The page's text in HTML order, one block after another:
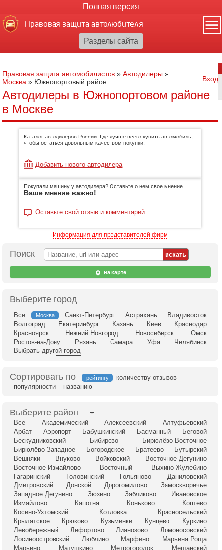
Полная версия
Правовая защита автолюбителя
Правовая защита автомобилистов » Автодилеры »
Москва » Южнопортовый район Вход
Автодилеры в Южнопортовом районе
в Москве
Каталог автодилеров России. Где лучше всего купить автомобиль,
чтобы остаться довольным качеством покупки.
Добавить нового автодилера
Покупали машину у автодилера? Оставьте о нем свое мнение.
Ваше мнение важно!
Оставьте свой отзыв и комментарий.
Информация для представителей фирм
Поиск
на карте
Выберите город
Все Москва Санкт-Петербург Астрахань
Владивосток
Волгоград
Екатеринбург Казань Киев
Краснодар
Красноярск
Нижний Новгород Новосибирск
Омск
Ростов-на-Дону
Рязань Самара Уфа
Челябинск
Выбрать другой город
Сортировать по рейтингу
количеству отзывов
популярности
названию
Выберите район
Все Академический Алексеевский
Алтуфьевский
Арбат
Аэропорт Бабушкинский Басманный
Беговой
Бескудниковский
Бибирево
Бирюлёво Восточное
Бирюлёво Западное
Богородское Братеево
Бутырский
Вешняки
Внуково Войковский
Восточное Дегунино
Восточное Измайлово
Восточный
Выхино-Жулебино
Гагаринский
Головинский Гольяново
Даниловский
Дмитровский
Донской Дорогомилово
Замоскворечье
Западное Дегунино
Зюзино Зябликово
Ивановское
Измайлово
Капотня Коньково
Коптево
Косино-Ухтомский
Котловка
Красносельский
Крылатское
Крюково Кузьминки Кунцево
Куркино
Левобережный
Лефортово Лианозово
Ломоносовский
Лосиноостровский
Люблино Марфино
Марьина Роща
Марьино
Матушкино Метрогородок
Мещанский